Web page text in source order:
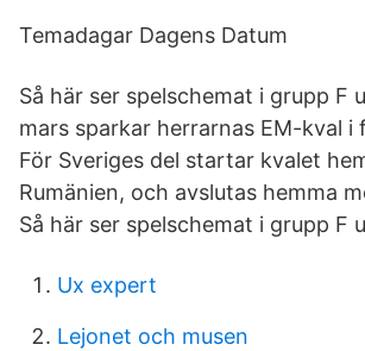
Temadagar Dagens Datum
Så här ser spelschemat i grupp F
mars sparkar herrarnas EM-kval i
För Sveriges del startar kvalet
Rumänien, och avslutas hemma
Så här ser spelschemat i grupp F
Ux expert
Lejonet och musen